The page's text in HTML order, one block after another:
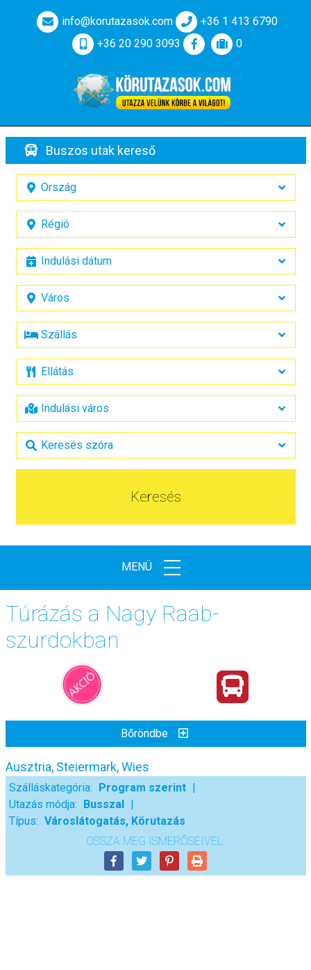
info@korutazasok.com
+36 1 413 6790
+36 20 290 3093
0
Buszos utak kereső
Keresés
MENÜ
Túrázás a Nagy Raab-
szurdokban
Bőröndbe
Ausztria, Steiermark, Wies
Szálláskategória: Program szerint
Utazás módja: Busszal
Típus: Városlátogatás, Körutazás
OSSZA MEG ISMERŐSEIVEL: